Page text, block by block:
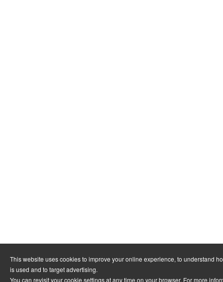
This website uses cookies to improve your online experience, to understand
is used and to target advertising.
You can revisit your cookie settings at any time on your browser. For more